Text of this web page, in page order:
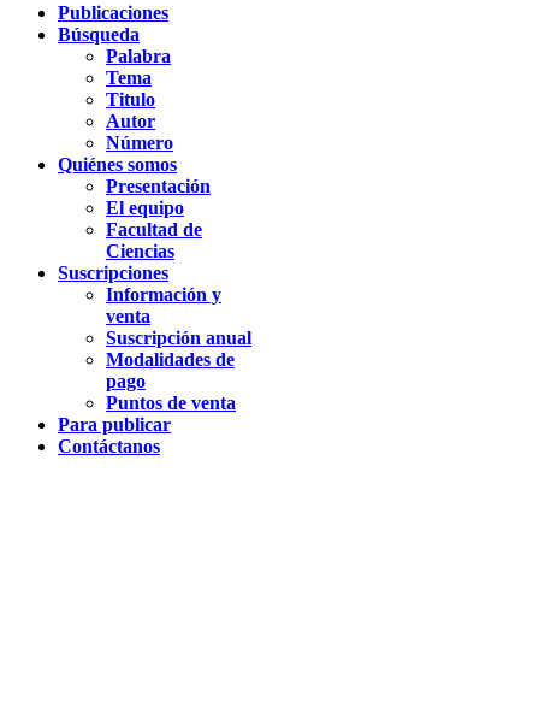
Publicaciones
Búsqueda
Palabra
Tema
Titulo
Autor
Número
Quiénes somos
Presentación
El equipo
Facultad de
Ciencias
Suscripciones
Información y
venta
Suscripción anual
Modalidades de
pago
Puntos de venta
Para publicar
Contáctanos